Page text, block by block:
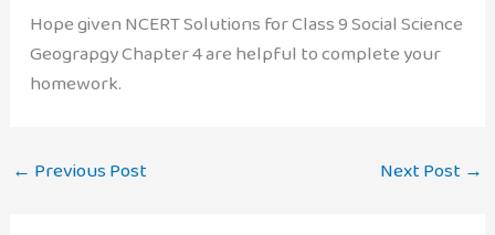
Hope given NCERT Solutions for Class 9 Social Science
Geograpgy Chapter 4 are helpful to complete your
homework.
← Previous Post Next Post →